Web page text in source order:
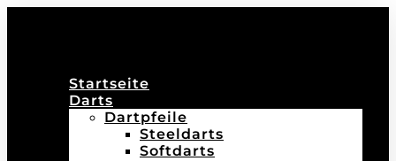
Startseite
Darts
Dartpfeile
Steeldarts
Softdarts